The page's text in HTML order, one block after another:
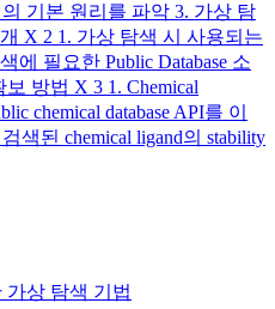
기본 원리를 파악 3. 가상 탐
X 2 1. 가상 탐색 시 사용되는
에 필요한 Public Database 소
방법 X 3 1. Chemical
chemical database API를 이
색된 chemical ligand의 stability